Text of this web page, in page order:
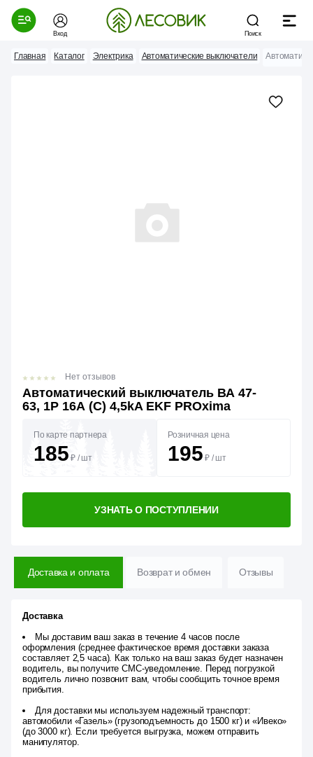
Вход Поиск
Главная Каталог Электрика Автоматические выключатели
Автоматический выключатель ВА 47-
63, 1P 16А (C) 4,5kA EKF PROxima
Нет отзывов
По карте партнера
185 ₽ / шт
Розничная цена
195 ₽ / шт
УЗНАТЬ О ПОСТУПЛЕНИИ
Доставка и оплата Возврат и обмен Отзывы
Доставка
Мы доставим ваш заказ в течение 4 часов после
оформления (среднее фактическое время доставки заказа
составляет 2,5 часа). Как только на ваш заказ будет назначен
водитель, вы получите СМС-уведомление. Перед погрузкой
водитель лично позвонит вам, чтобы сообщить точное время
прибытия.
Для доставки мы используем надежный транспорт:
автомобили «Газель» (грузоподъемность до 1500 кг) и «Ивеко»
(до 3000 кг). Если требуется выгрузка, можем отправить
манипулятор.